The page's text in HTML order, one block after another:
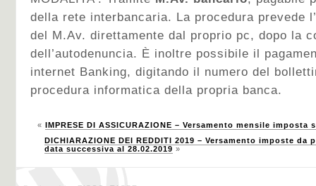
della rete interbancaria. La procedura prevede
del M.Av. direttamente dal proprio pc, dopo la
dell’autodenuncia. È inoltre possibile il
internet Banking, digitando il numero del
procedura informatica della propria banca.
« IMPRESE DI ASSICURAZIONE – Versamento mensile
DICHIARAZIONE DEI REDDITI 2019 – Versamento imposte
data successiva al 28.02.2019 »